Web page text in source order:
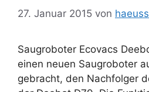
27. Januar 2015 von
Saugroboter Ecovacs
einen neuen Saugroboter
gebracht, den Nachfolger